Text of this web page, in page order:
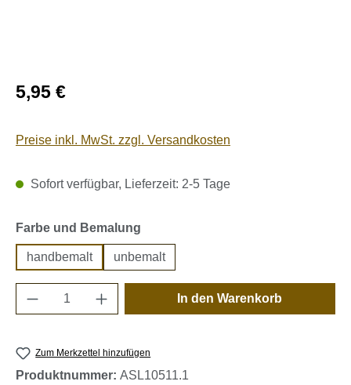
Regulärer Preis:
5,95 €
Preise inkl. MwSt. zzgl. Versandkosten
Sofort verfügbar, Lieferzeit: 2-5 Tage
Farbe und Bemalung
handbemalt unbemalt
Produkt Anzahl: Gib den gewünschten
In den Warenkorb
Zum Merkzettel hinzufügen
Produktnummer: ASL10511.1